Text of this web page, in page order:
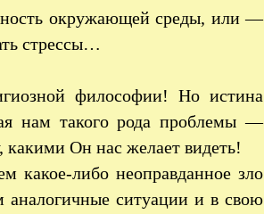
окружающей среды, или —
стрессы…
философии! Но истина
нам такого рода проблемы —
какими Он нас желает видеть!
какое-либо неоправданное зло
ситуации и в свою